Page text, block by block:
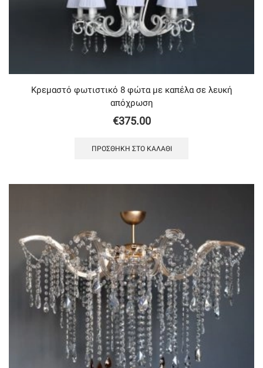
Κρεμαστό φωτιστικό 8 φώτα με καπέλα σε λευκή
απόχρωση
€375.00
ΠΡΟΣΘΉΚΗ ΣΤΟ ΚΑΛΆΘΙ